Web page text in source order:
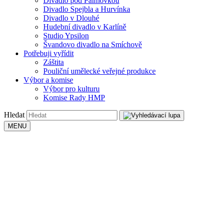
Divadlo Spejbla a Hurvínka
Divadlo v Dlouhé
Hudební divadlo v Karlíně
Studio Ypsilon
Švandovo divadlo na Smíchově
Potřebuji vyřídit
Záštita
Pouliční umělecké veřejné produkce
Výbor a komise
Výbor pro kulturu
Komise Rady HMP
Hledat
MENU